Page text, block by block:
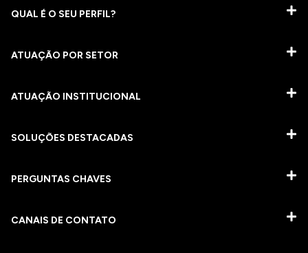
QUAL É O SEU PERFIL?
ATUAÇÃO POR SETOR
ATUAÇÃO INSTITUCIONAL
SOLUÇÕES DESTACADAS
PERGUNTAS CHAVES​
CANAIS DE CONTATO